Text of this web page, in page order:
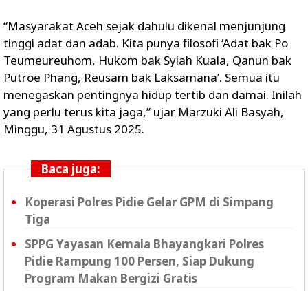
“Masyarakat Aceh sejak dahulu dikenal menjunjung
tinggi adat dan adab. Kita punya filosofi ‘Adat bak Po
Teumeureuhom, Hukom bak Syiah Kuala, Qanun bak
Putroe Phang, Reusam bak Laksamana’. Semua itu
menegaskan pentingnya hidup tertib dan damai. Inilah
yang perlu terus kita jaga,” ujar Marzuki Ali Basyah,
Minggu, 31 Agustus 2025.
Baca juga:
Koperasi Polres Pidie Gelar GPM di Simpang
Tiga
SPPG Yayasan Kemala Bhayangkari Polres
Pidie Rampung 100 Persen, Siap Dukung
Program Makan Bergizi Gratis